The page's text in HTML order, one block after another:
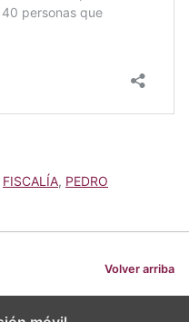
FISCALÍA, PEDRO
Volver arriba